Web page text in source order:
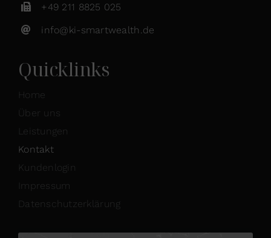
+49 211 8825 025
info@ki-smartwealth.de
Quicklinks
Home
Über uns
Leistungen
Kontakt
Kundenlogin
Impressum
Datenschutzerklärung